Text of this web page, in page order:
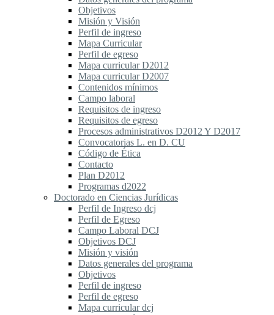
Objetivos
Misión y Visión
Perfil de ingreso
Mapa Curricular
Perfil de egreso
Mapa curricular D2012
Mapa curricular D2007
Contenidos mínimos
Campo laboral
Requisitos de ingreso
Requisitos de egreso
Procesos administrativos D2012 Y D2017
Convocatorias L. en D. CU
Código de Ética
Contacto
Plan D2012
Programas d2022
Doctorado en Ciencias Jurídicas
Perfil de Ingreso dcj
Perfil de Egreso
Campo Laboral DCJ
Objetivos DCJ
Misión y visión
Datos generales del programa
Objetivos
Perfil de ingreso
Perfil de egreso
Mapa curricular dcj